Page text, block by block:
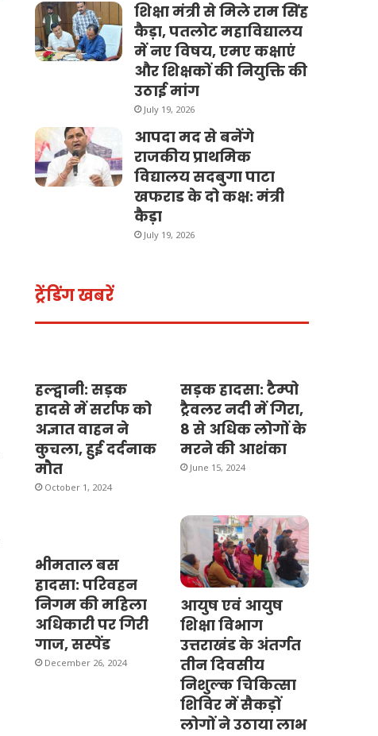
शिक्षा मंत्री से मिले राम सिंह
कैड़ा, पतलोट महाविद्यालय
में नए विषय, एमए कक्षाएं
और शिक्षकों की नियुक्ति की
उठाई मांग
July 19, 2026
आपदा मद से बनेंगे
राजकीय प्राथमिक
विद्यालय सदबुगा पाटा
खफराड के दो कक्ष: मंत्री
कैड़ा
July 19, 2026
ट्रेंडिंग खबरें
हल्द्वानी: सड़क
हादसे में सर्राफ को
अज्ञात वाहन ने
कुचला, हुई दर्दनाक
मौत
October 1, 2024
सड़क हादसा: टैम्पो
ट्रैवलर नदी में गिरा,
8 से अधिक लोगों के
मरने की आशंका
June 15, 2024
भीमताल बस
हादसा: परिवहन
निगम की महिला
अधिकारी पर गिरी
गाज, सस्पेंड
December 26, 2024
आयुष एवं आयुष
शिक्षा विभाग
उत्तराखंड के अंतर्गत
तीन दिवसीय
निशुल्क चिकित्सा
शिविर में सैकड़ों
लोगों ने उठाया लाभ